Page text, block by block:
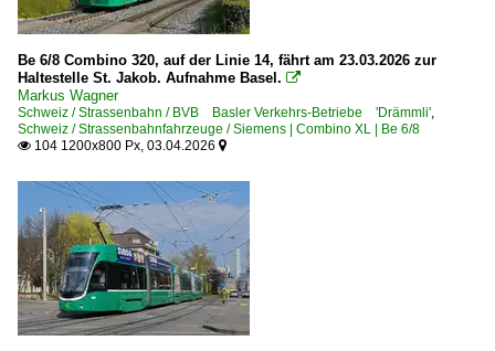
Be 6/8 Combino 320, auf der Linie 14, fährt am 23.03.2026 zur
Haltestelle St. Jakob. Aufnahme Basel. 
Markus Wagner
Schweiz / Strassenbahn / BVB Basler Verkehrs-Betriebe 'Drämmli',
Schweiz / Strassenbahnfahrzeuge / Siemens | Combino XL | Be 6/8
 104 1200x800 Px, 03.04.2026 